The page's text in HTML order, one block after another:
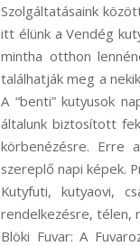
Szolgáltatásaink
itt élünk a Vendég
mintha otthon
találhatják meg a
A “benti” kutyusok
általunk biztosított
körbenézésre. Erre
szereplő napi képek.
Kutyfuti, kutyaovi,
rendelkezésre, télen,
Blöki Fuvar: A